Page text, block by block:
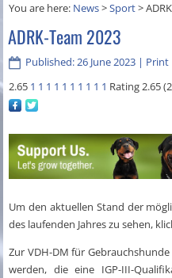
You are here: News>Sport>
ADRK-Team 2023
Published: 26 June 2023 | Print
2.65 1 1 1 1 1 1 1 1 1 1 Rating 2.65
Um den aktuellen Stand der
des laufenden Jahres zu sehen,
Zur VDH-DM für
werden, die eine IGP-III-